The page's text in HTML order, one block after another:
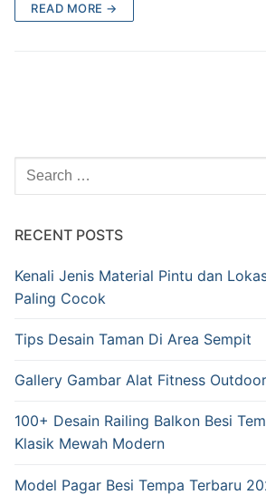
Alat Fitness Outdoor Murah
READ MORE →
RECENT POSTS
Kenali Jenis Material Pintu dan
Paling Cocok
Tips Desain Taman Di Area Sempit
Gallery Gambar Alat Fitness Outdoor
100+ Desain Railing Balkon Besi
Klasik Mewah Modern
Model Pagar Besi Tempa Terbaru